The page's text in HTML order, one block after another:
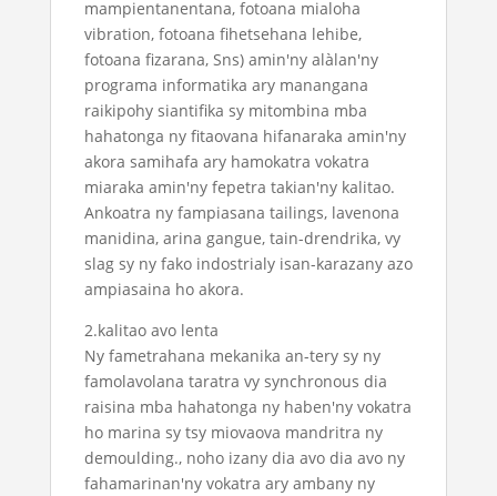
mampientanentana, fotoana mialoha
vibration, fotoana fihetsehana lehibe,
fotoana fizarana, Sns) amin'ny alàlan'ny
programa informatika ary manangana
raikipohy siantifika sy mitombina mba
hahatonga ny fitaovana hifanaraka amin'ny
akora samihafa ary hamokatra vokatra
miaraka amin'ny fepetra takian'ny kalitao.
Ankoatra ny fampiasana tailings, lavenona
manidina, arina gangue, tain-drendrika, vy
slag sy ny fako indostrialy isan-karazany azo
ampiasaina ho akora.
2.kalitao avo lenta
Ny fametrahana mekanika an-tery sy ny
famolavolana taratra vy synchronous dia
raisina mba hahatonga ny haben'ny vokatra
ho marina sy tsy miovaova mandritra ny
demoulding., noho izany dia avo dia avo ny
fahamarinan'ny vokatra ary ambany ny